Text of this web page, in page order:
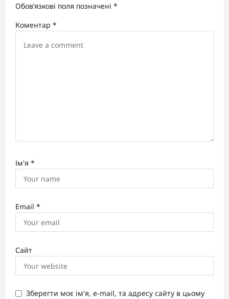
t
i
Обов’язкові поля позначені *
Коментар *
Ім'я *
Email *
Сайт
Зберегти моє ім'я, e-mail, та адресу сайту в цьому